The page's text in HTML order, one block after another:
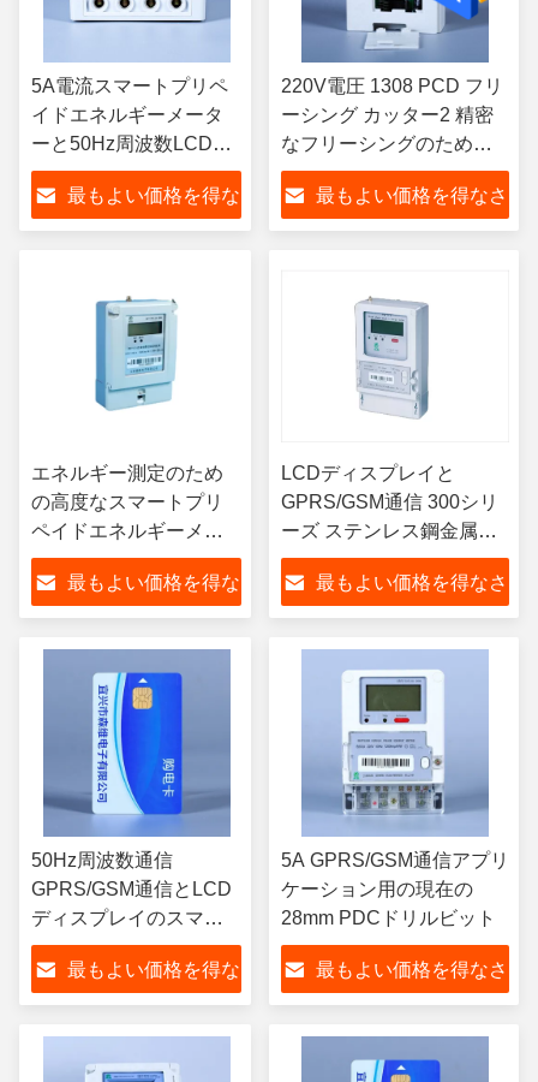
5A電流スマートプリペ
イドエネルギーメータ
ーと50Hz周波数LCDデ
ィスプレイによるエネ
ルギー管理
最もよい価格を得な
220V電圧 1308 PCD フリ
ーシング カッター2 精密
なフリーシングのための
LCDディスプレイ
最もよい価格を得なさ
エネルギー測定のため
の高度なスマートプリ
ペイドエネルギーメー
ター 電源 DC通信
GPRS 正確性クラス20
最もよい価格を得な
LCDディスプレイと
GPRS/GSM通信 300シリ
ーズ ステンレス鋼金属製
ヘビーデューティー用途
向け最もよい価格を得なさ
50Hz周波数通信
GPRS/GSM通信とLCD
ディスプレイのスマー
トプリペイドエネルギ
ーメーター
最もよい価格を得な
5A GPRS/GSM通信アプリ
ケーション用の現在の
28mm PDCドリルビット
最もよい価格を得なさ